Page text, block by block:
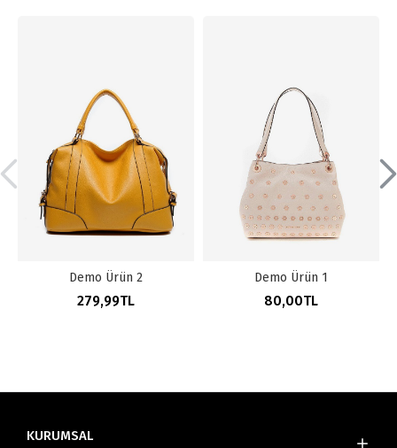
Demo Ürün 2
279,99TL
Demo Ürün 1
80,00TL
KURUMSAL